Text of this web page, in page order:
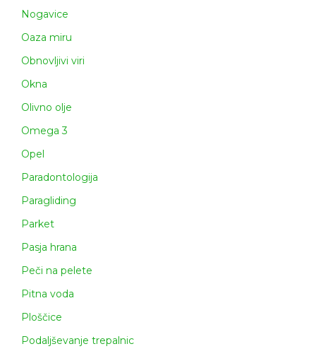
Nogavice
Oaza miru
Obnovljivi viri
Okna
Olivno olje
Omega 3
Opel
Paradontologija
Paragliding
Parket
Pasja hrana
Peči na pelete
Pitna voda
Ploščice
Podaljševanje trepalnic